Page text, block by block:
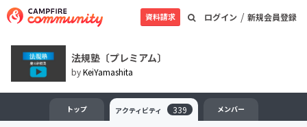
ログイン / 新規会員登録
資料請求
法規塾〔プレミアム〕
byKeiYamashita
トップ アクティビティ 339 メンバー